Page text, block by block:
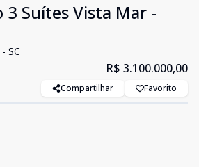
Suítes Vista Mar -
SC
R$ 3.100.000,00
Compartilhar Favorito